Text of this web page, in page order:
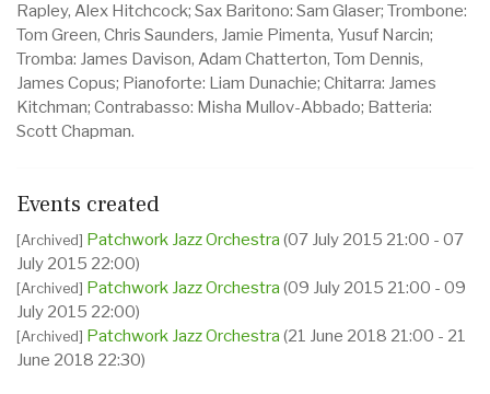
Rapley, Alex Hitchcock; Sax Baritono: Sam Glaser; Trombone:
Tom Green, Chris Saunders, Jamie Pimenta, Yusuf Narcin;
Tromba: James Davison, Adam Chatterton, Tom Dennis,
James Copus; Pianoforte: Liam Dunachie; Chitarra: James
Kitchman; Contrabasso: Misha Mullov-Abbado; Batteria:
Scott Chapman.
Events created
[Archived] Patchwork Jazz Orchestra (07 July 2015 21:00 - 07
July 2015 22:00)
[Archived] Patchwork Jazz Orchestra (09 July 2015 21:00 - 09
July 2015 22:00)
[Archived] Patchwork Jazz Orchestra (21 June 2018 21:00 - 21
June 2018 22:30)